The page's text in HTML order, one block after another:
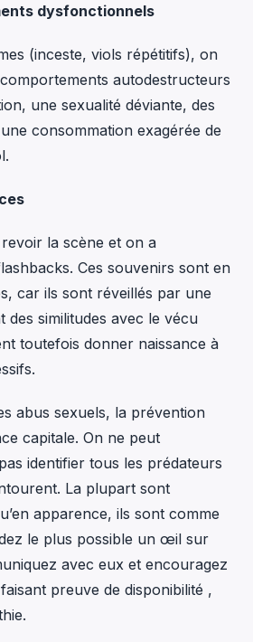
dysfonctionnels
(inceste, viols répétitifs), on
autodestructeurs
une sexualité déviante, des
consommation exagérée de
la scène et on a
Ces souvenirs sont en
car ils sont réveillés par une
des similitudes avec le vécu
toutefois donner naissance à
abus sexuels, la prévention
capitale. On ne peut
identifier tous les prédateurs
La plupart sont
apparence, ils sont comme
le plus possible un œil sur
avec eux et encouragez
preuve de disponibilité ,